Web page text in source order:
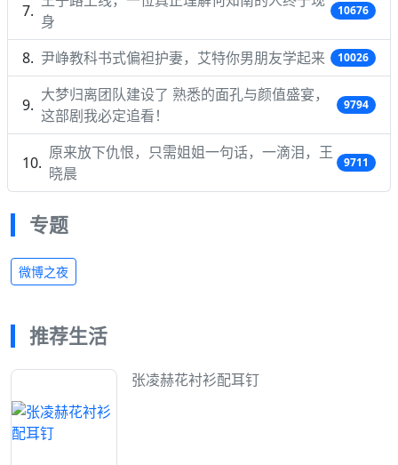
身
10676
尹峥教科书式偏袒护妻，艾特你男朋友学起来 10026
大梦归离团队建设了 熟悉的面孔与颜值盛宴，
这部剧我必定追看！
9794
原来放下仇恨，只需姐姐一句话，一滴泪，王
晓晨
9711
专题
微博之夜
推荐生活
张凌赫花衬衫配耳钉